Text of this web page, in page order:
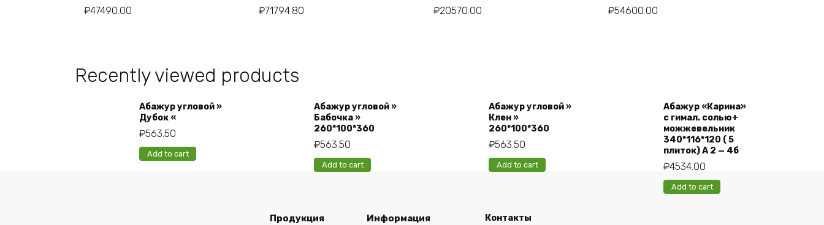
₽47490.00
₽71794.80
₽20570.00
₽54600.00
Recently viewed products
Абажур угловой »
Дубок «
₽563.50
Add to cart
Абажур угловой »
Бабочка »
260*100*360
₽563.50
Add to cart
Абажур угловой »
Клен »
260*100*360
₽563.50
Add to cart
Абажур «Карина»
с гимал. солью+
можжевельник
340*116*120 ( 5
плиток) А 2 — 4б
₽4534.00
Add to cart
Продукция Информация
Контакты